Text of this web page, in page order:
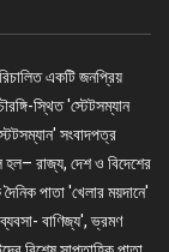
একটি জনপ্রিয়
স্থিত 'স্টেটসম্যান
সংবাদপত্র
হল– রাজ্য, দেশ ও বিদেশের
পাতা 'খেলার ময়দানে'
বাণিজ্য', ভ্রমণ